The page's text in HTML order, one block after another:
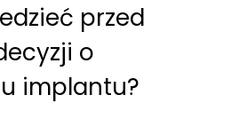
przed
o
implantu?